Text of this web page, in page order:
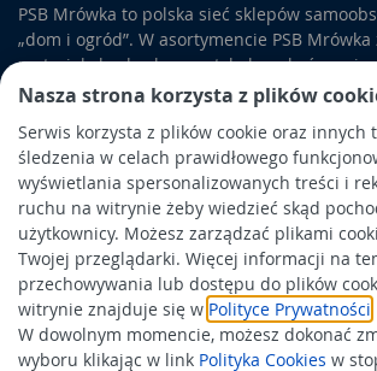
Nasza strona korzysta z plików
Serwis korzysta z plików cookie oraz innych
śledzenia w celach prawidłowego
wyświetlania spersonalizowanych treści i
ruchu na witrynie żeby wiedzieć skąd
użytkownicy. Możesz zarządzać plikami
Twojej przeglądarki. Więcej informacji na
przechowywania lub dostępu do plików
witrynie znajduje się w Polityce Prywatności
W dowolnym momencie, możesz dokonać
wyboru klikając w link Polityka Cookies w
wykonywanie otworów w dokładnie
pod właściwym kątem. Dodatkowo
tokarki, z których pomocą można obrabiać
zależności od potrzeb można nadawać mu
pomocą procesu skrawania.
PSB Mrówka to polska sieć sklepów
„dom i ogród”. W asortymencie PSB
materiały budowlane, artykuły
wyposażenie łazienek i kuchni,
artykuły związane z ogrodem i otoczeniem
Obowiązek informacyjny
Polityka prywatności
Polityka Cookies
Odbiór zużytego sprzętu
Wspierają nas: